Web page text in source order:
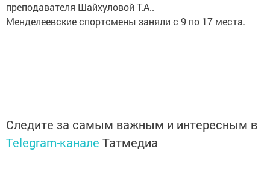
преподавателя Шайхуловой Т.А..
Менделеевские спортсмены заняли с 9 по 17 места.
Следите за самым важным и интересным в
Telegram-канале Татмедиа